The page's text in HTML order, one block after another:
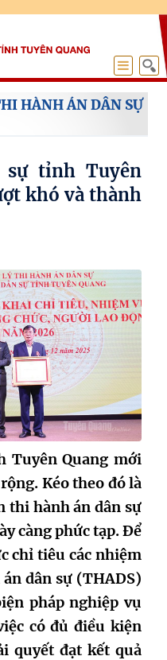
HÀNH ÁN DÂN SỰ
tỉnh Tuyên
khó và thành
Tuyên Quang mới
Kéo theo đó là
thi hành án dân sự
càng phức tạp. Để
chỉ tiêu các nhiệm
dân sự (THADS)
pháp nghiệp vụ
có đủ điều kiện
quyết đạt kết quả